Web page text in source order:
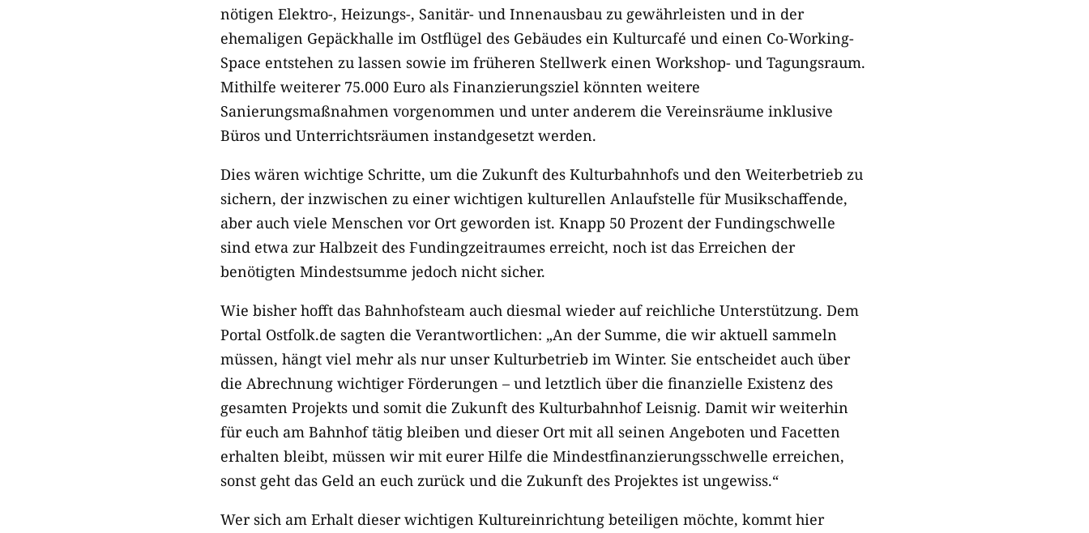
nötigen Elektro-, Heizungs-, Sanitär- und Innenausbau zu gewährleisten und in der
ehemaligen Gepäckhalle im Ostflügel des Gebäudes ein Kulturcafé und einen Co-Working-
Space entstehen zu lassen sowie im früheren Stellwerk einen Workshop- und Tagungsraum.
Mithilfe weiterer 75.000 Euro als Finanzierungsziel könnten weitere
Sanierungsmaßnahmen vorgenommen und unter anderem die Vereinsräume inklusive
Büros und Unterrichtsräumen instandgesetzt werden.
Dies wären wichtige Schritte, um die Zukunft des Kulturbahnhofs und den Weiterbetrieb zu
sichern, der inzwischen zu einer wichtigen kulturellen Anlaufstelle für Musikschaffende,
aber auch viele Menschen vor Ort geworden ist. Knapp 50 Prozent der Fundingschwelle
sind etwa zur Halbzeit des Fundingzeitraumes erreicht, noch ist das Erreichen der
benötigten Mindestsumme jedoch nicht sicher.
Wie bisher hofft das Bahnhofsteam auch diesmal wieder auf reichliche Unterstützung. Dem
Portal Ostfolk.de sagten die Verantwortlichen: „An der Summe, die wir aktuell sammeln
müssen, hängt viel mehr als nur unser Kulturbetrieb im Winter. Sie entscheidet auch über
die Abrechnung wichtiger Förderungen – und letztlich über die finanzielle Existenz des
gesamten Projekts und somit die Zukunft des Kulturbahnhof Leisnig. Damit wir weiterhin
für euch am Bahnhof tätig bleiben und dieser Ort mit all seinen Angeboten und Facetten
erhalten bleibt, müssen wir mit eurer Hilfe die Mindestfinanzierungsschwelle erreichen,
sonst geht das Geld an euch zurück und die Zukunft des Projektes ist ungewiss.“
Wer sich am Erhalt dieser wichtigen Kultureinrichtung beteiligen möchte, kommt hier